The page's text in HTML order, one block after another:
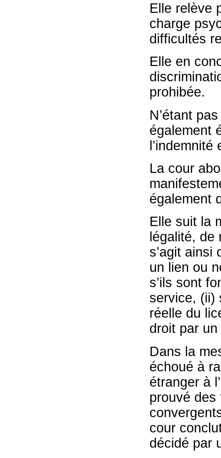
Elle relève
charge
difficultés
Elle en
prohibée.
N’étant
également
La cour
également
Elle suit la
légalité,
s’agit ainsi
un lien ou
s’ils sont
service, (ii)
réelle du
droit par
Dans la
échoué à
étranger à
prouvé des
cour
décidé par